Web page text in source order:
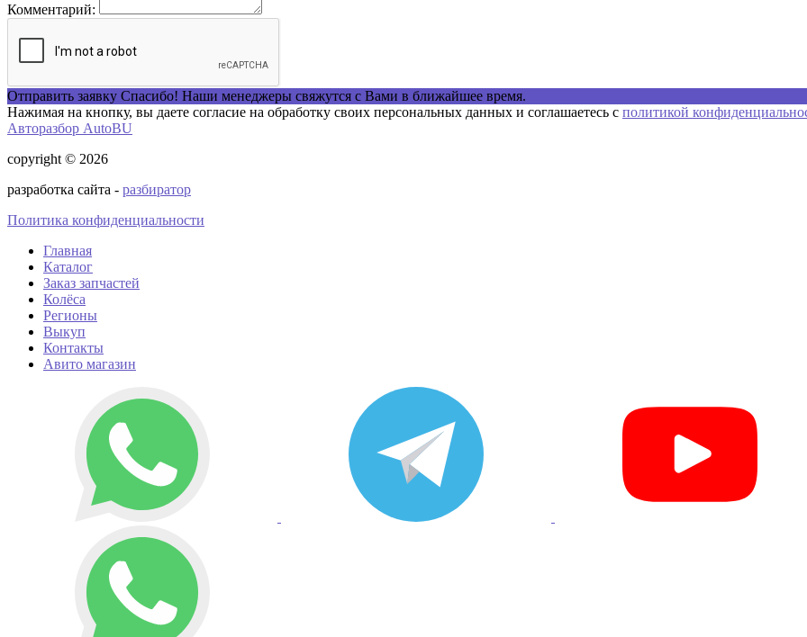
Комментарий:
Отправить заявку Спасибо! Наши менеджеры свяжутся с Вами в ближайшее время.
Нажимая на кнопку, вы даете согласие на обработку своих персональных данных и соглашаетесь с политикой
Авторазбор AutoBU
copyright © 2026
разработка сайта - разбиратор
Политика конфиденциальности
Главная
Каталог
Заказ запчастей
Колёса
Регионы
Выкуп
Контакты
Авито магазин